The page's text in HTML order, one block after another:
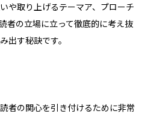
や取り上げるテーマア、プローチ
者の立場に立って徹底的に考え抜
出す秘訣です。
者の関心を引き付けるために非常